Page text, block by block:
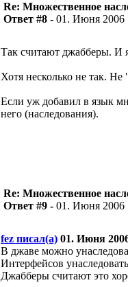
Re: Множественное
Ответ #8 - 01. Июня 2006
Так считают джабберы. И
Хотя несколько не так.
Если уж добавил в язык
него (наследования).
Re: Множественное
Ответ #9 - 01. Июня 2006
fez писал(а) 01. Июня
В джаве можно
Интерфейсов
Джабберы считают это